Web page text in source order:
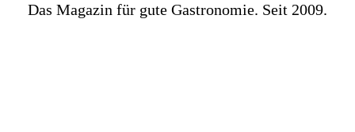
Das Magazin für gute Gastronomie. Seit 2009.